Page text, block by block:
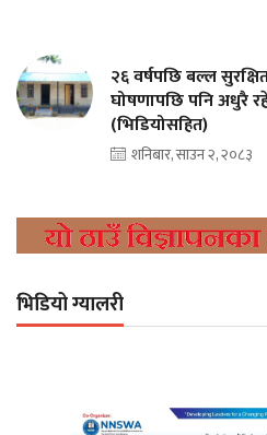
२६ वर्षपछि बल्ल
घोषणापछि पनि अधुरै
(भिडियोसहित)
शनिबार, साउन २, २०८३
भिडियो ग्यालरी